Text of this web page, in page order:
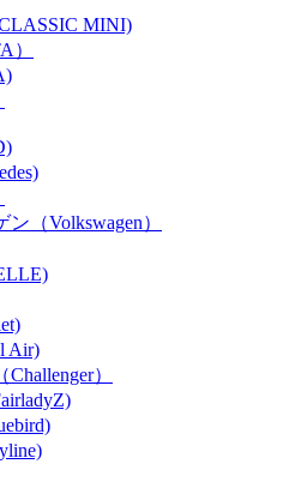
MINI)
）
（Volkswagen）
Air)
）